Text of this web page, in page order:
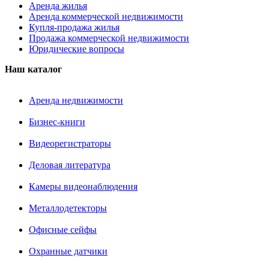
Аренда жилья
Аренда коммерческой недвижимости
Купля-продажа жилья
Продажа коммерческой недвижимости
Юридические вопросы
Наш каталог
Аренда недвижимости
Бизнес-книги
Видеорегистраторы
Деловая литература
Камеры видеонаблюдения
Металлодетекторы
Офисные сейфы
Охранные датчики